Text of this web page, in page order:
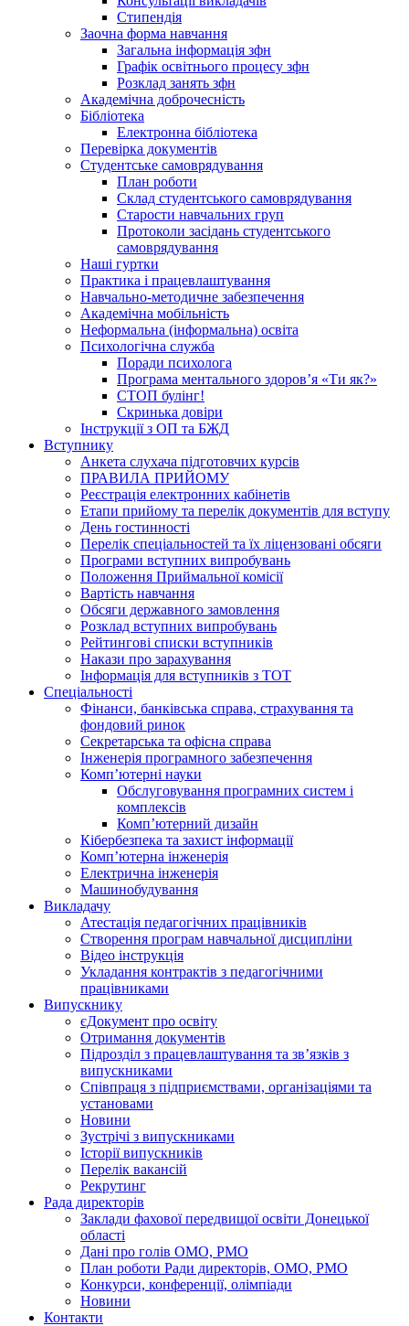
Стипендія
Заочна форма навчання
Загальна інформація зфн
Графік освітнього процесу зфн
Розклад занять зфн
Академічна доброчесність
Бібліотека
Електронна бібліотека
Перевірка документів
Студентське самоврядування
План роботи
Склад студентського самоврядування
Старости навчальних груп
Протоколи засідань студентського
самоврядування
Наші гуртки
Практика і працевлаштування
Навчально-методичне забезпечення
Академічна мобільність
Неформальна (інформальна) освіта
Психологічна служба
Поради психолога
Програма ментального здоров’я «Ти як?»
СТОП булінг!
Скринька довіри
Інструкції з ОП та БЖД
Вступнику
Анкета слухача підготовчих курсів
ПРАВИЛА ПРИЙОМУ
Реєстрація електронних кабінетів
Етапи прийому та перелік документів для вступу
День гостинності
Перелік спеціальностей та їх ліцензовані обсяги
Програми вступних випробувань
Положення Приймальної комісії
Вартість навчання
Обсяги державного замовлення
Розклад вступних випробувань
Рейтингові списки вступників
Накази про зарахування
Інформація для вступників з ТОТ
Спеціальності
Фінанси, банківська справа, страхування та
фондовий ринок
Секретарська та офісна справа
Інженерія програмного забезпечення
Комп’ютерні науки
Обслуговування програмних систем і
комплексів
Комп’ютерний дизайн
Кібербезпека та захист інформації
Комп’ютерна інженерія
Електрична інженерія
Машинобудування
Викладачу
Атестація педагогічних працівників
Створення програм навчальної дисципліни
Відео інструкція
Укладання контрактів з педагогічними
працівниками
Випускнику
єДокумент про освіту
Отримання документів
Підрозділ з працевлаштування та зв’язків з
випускниками
Співпраця з підприємствами, організаціями та
установами
Новини
Зустрічі з випускниками
Історії випускників
Перелік вакансій
Рекрутинг
Рада директорів
Заклади фахової передвищої освіти Донецької
області
Дані про голів ОМО, РМО
План роботи Ради директорів, ОМО, РМО
Конкурси, конференції, олімпіади
Новини
Контакти